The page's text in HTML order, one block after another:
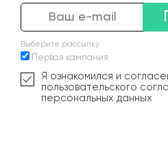
Выберите рассылку
Первая кампания
Я ознакомился и
пользовательского
персональных данных